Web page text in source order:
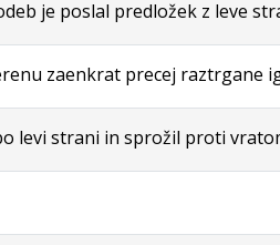
je poslal predložek z leve
zaenkrat precej raztrgane
levi strani in sprožil proti